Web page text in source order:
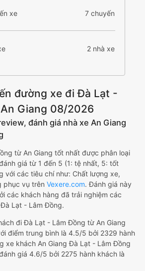
xe 7 chuyến
2 nhà xe
đường xe đi Đà Lạt -
Giang 08/2026
đánh giá nhà xe An Giang
từ An Giang tốt nhất được phân loại
giá từ 1 đến 5 (1: tệ nhất, 5: tốt
với các tiêu chí như: Chất lượng xe,
phục vụ trên Vexere.com. Đánh giá này
các khách hàng đã trải nghiệm các
Lạt - Lâm Đồng.
đi Đà Lạt - Lâm Đồng từ An Giang
điểm trung bình là 4.5/5 bởi 2329 hành
xe khách An Giang Đà Lạt - Lâm Đồng
giá 4.6/5 bởi 2275 hành khách là